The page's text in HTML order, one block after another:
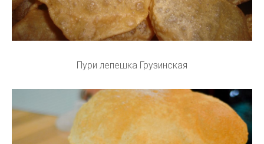
Пури лепешка Грузинская